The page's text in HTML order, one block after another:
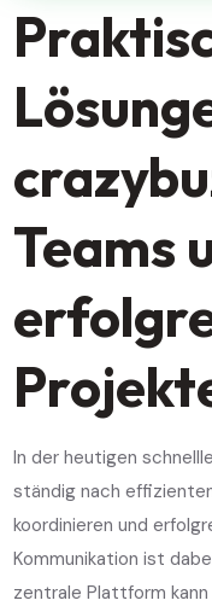
Teams
In der heutigen
ständig nach
koordinieren und
Kommunikation ist
zentrale Plattform